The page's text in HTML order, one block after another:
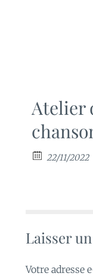
Atelier
22/11/2022
Laisser
Votre adresse